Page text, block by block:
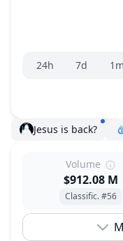
Seletor de faixa
24h 7d 1m
Jesus is back?
Volume
$912.08 M
Classific. #56